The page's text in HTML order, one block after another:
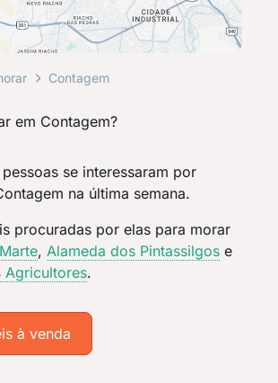
Contagem
em Contagem?
pessoas se interessaram por
na última semana.
procuradas por elas para morar
, Alameda dos Pintassilgos e
Agricultores.
à venda